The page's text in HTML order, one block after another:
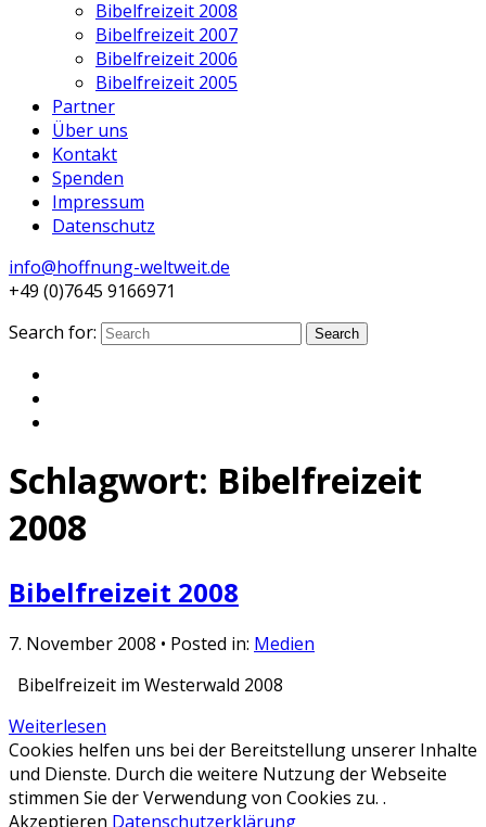
Bibelfreizeit 2008
Bibelfreizeit 2007
Bibelfreizeit 2006
Bibelfreizeit 2005
Partner
Über uns
Kontakt
Spenden
Impressum
Datenschutz
info@hoffnung-weltweit.de
+49 (0)7645 9166971
Search for:
Search
Schlagwort: Bibelfreizeit
2008
Bibelfreizeit 2008
7. November 2008 • Posted in: Medien
Bibelfreizeit im Westerwald 2008
Weiterlesen
Cookies helfen uns bei der Bereitstellung unserer Inhalte
und Dienste. Durch die weitere Nutzung der Webseite
stimmen Sie der Verwendung von Cookies zu. .
Akzeptieren Datenschutzerklärung